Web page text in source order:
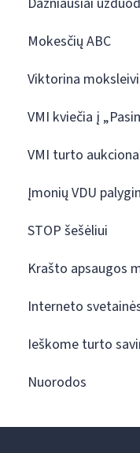
Mokesčių ABC
Viktorina
VMI kviečia į
VMI turto
Įmonių VDU
STOP šešėliui
Krašto apsaugos
Interneto
Ieškome turto
Nuorodos